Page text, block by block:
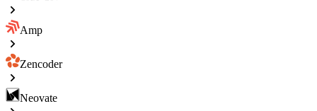
Amp
Zencoder
Neovate